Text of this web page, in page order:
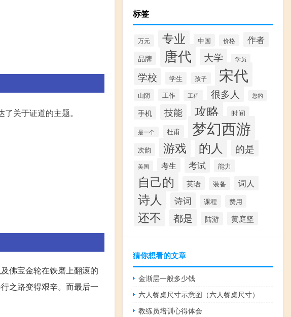
关于证道的主题。
佛宝金轮在铁磨上翻滚的
之路变得艰辛。而最后一
标签
万元 专业 中国 价格 作者
品牌 唐代 大学 学员
学校 学生 孩子 宋代
山阴 工作 工程 很多人 您的
手机 技能 攻略 时间
是一个 杜甫 梦幻西游
次韵 游戏 的人 的是
美国 考生 考试 能力
自己的 英语 装备 词人
诗人 诗词 课程 费用
还不 都是 陆游 黄庭坚
猜你想看的文章
金渐层一般多少钱
六人餐桌尺寸示意图（六人餐桌尺寸）
教练员培训心得体会